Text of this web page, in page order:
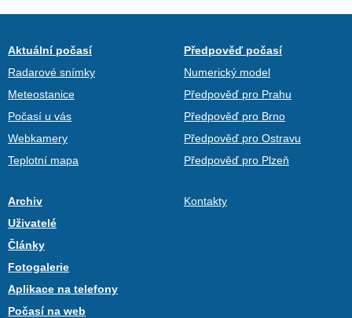
Aktuální počasí
Radarové snímky
Meteostanice
Počasí u vás
Webkamery
Teplotní mapa
Předpověď počasí
Numerický model
Předpověď pro Prahu
Předpověď pro Brno
Předpověď pro Ostravu
Předpověď pro Plzeň
Archiv
Uživatelé
Články
Fotogalerie
Aplikace na telefony
Počasí na web
Kontakty